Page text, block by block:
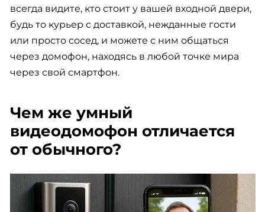
всегда видите, кто стоит у вашей входной двери,
будь то курьер с доставкой, нежданные гости
или просто сосед, и можете с ним общаться
через домофон, находясь в любой точке мира
через свой смартфон.
Чем же умный
видеодомофон отличается
от обычного?